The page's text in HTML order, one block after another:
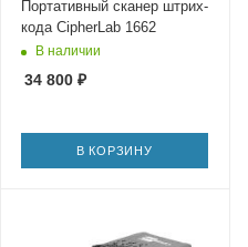
Портативный сканер штрих-
кода CipherLab 1662
В наличии
34 800₽
В КОРЗИНУ